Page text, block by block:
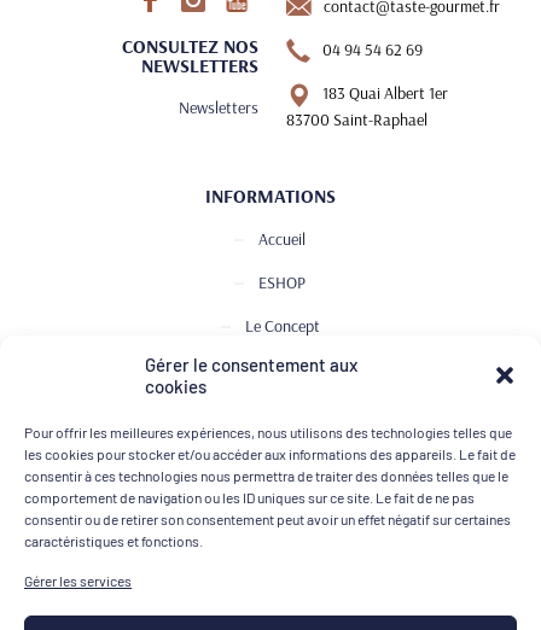
Gérer le consentement aux
cookies
Pour offrir les meilleures expériences, nous utilisons des technologies telles que
les cookies pour stocker et/ou accéder aux informations des appareils. Le fait de
consentir à ces technologies nous permettra de traiter des données telles que le
comportement de navigation ou les ID uniques sur ce site. Le fait de ne pas
consentir ou de retirer son consentement peut avoir un effet négatif sur certaines
caractéristiques et fonctions.
Gérer les services
CONSULTEZ NOS
NEWSLETTERS
Newsletters
contact@taste-gourmet.fr
04 94 54 62 69
183 Quai Albert 1er
83700 Saint-Raphael
INFORMATIONS
Accueil
ESHOP
Le Concept
Club de Dégustation
Contact
MOYENS DE PAIEMENT